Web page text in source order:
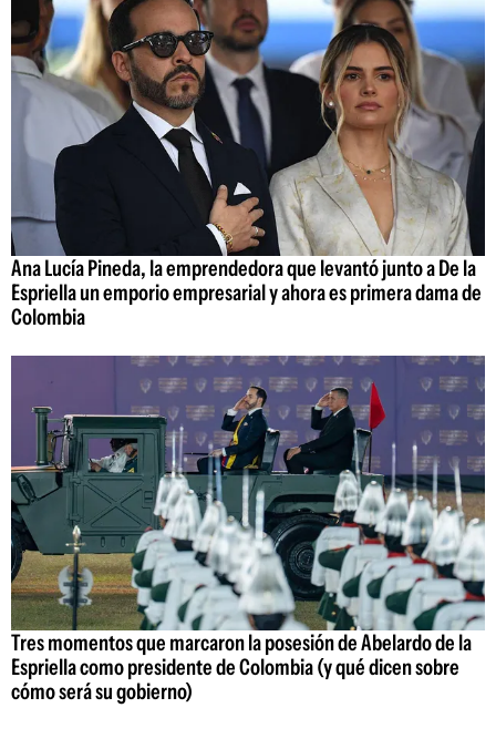
Ana Lucía Pineda, la emprendedora que levantó junto a De la
Espriella un emporio empresarial y ahora es primera dama de
Colombia
Tres momentos que marcaron la posesión de Abelardo de la
Espriella como presidente de Colombia (y qué dicen sobre
cómo será su gobierno)